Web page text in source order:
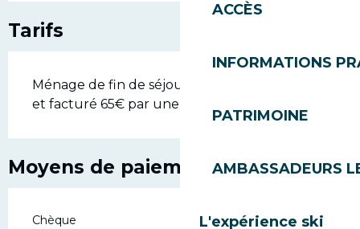
ACCÈS
INFORMATIONS
PATRIMOINE
AMBASSADEURS
L'expérience ski
Tarifs
Ménage de fin de séjour obligatoire, effectué
et facturé 65€ par une entreprise
Moyens de paiement
Chèque